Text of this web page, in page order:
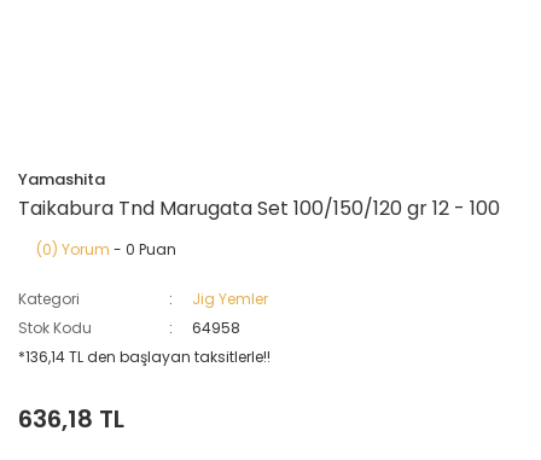
Yamashita
Taikabura Tnd Marugata Set 100/150/120 gr 12 - 100
(0) Yorum - 0 Puan
Kategori
Jig Yemler
Stok Kodu
64958
*136,14 TL den başlayan taksitlerle!!
636,18 TL